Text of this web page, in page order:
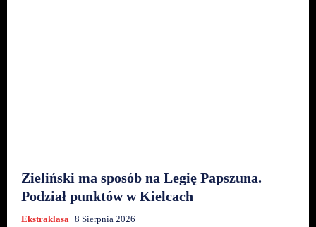
Zieliński ma sposób na Legię Papszuna.
Podział punktów w Kielcach
Ekstraklasa 8 Sierpnia 2026